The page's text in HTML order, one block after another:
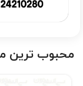
محبوب ترین